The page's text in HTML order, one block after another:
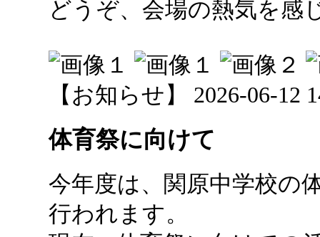
どうぞ、会場の熱気を
【お知らせ】 2026-06-12
体育祭に向けて
今年度は、関原中学校の
行われます。